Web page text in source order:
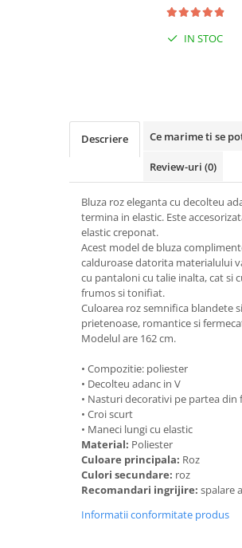
IN STOC
Descriere Ce marime ti se
Review-uri (0)
Bluza roz eleganta cu decolteu
termina in elastic. Este
elastic creponat.
Acest model de bluza
calduroase datorita materialului
cu pantaloni cu talie inalta, cat si
frumos si tonifiat.
Culoarea roz semnifica blandete
prietenoase, romantice si
Modelul are 162 cm.
• Compozitie: poliester
• Decolteu adanc in V
• Nasturi decorativi pe partea din
• Croi scurt
• Maneci lungi cu elastic
Material: Poliester
Culoare principala: Roz
Culori secundare: roz
Recomandari ingrijire: spalare
Informatii conformitate produs